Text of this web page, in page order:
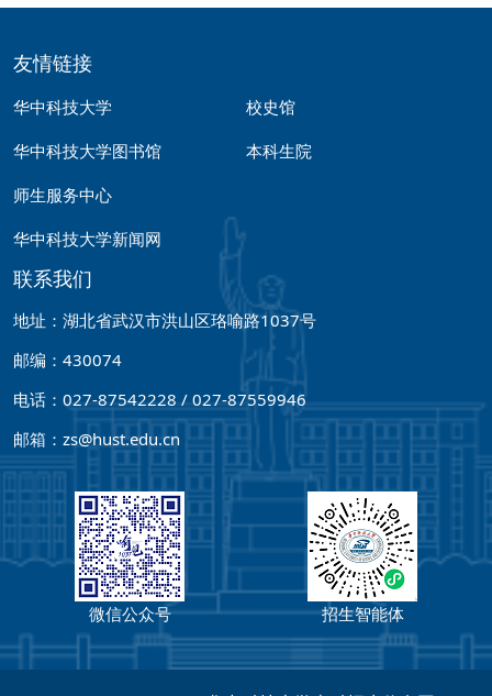
友情链接
华中科技大学
华中科技大学图书馆
师生服务中心
华中科技大学新闻网
校史馆
本科生院
联系我们
地址：湖北省武汉市洪山区珞喻路1037号
邮编：430074
电话：027-87542228 / 027-87559946
邮箱：zs@hust.edu.cn
微信公众号 招生智能体